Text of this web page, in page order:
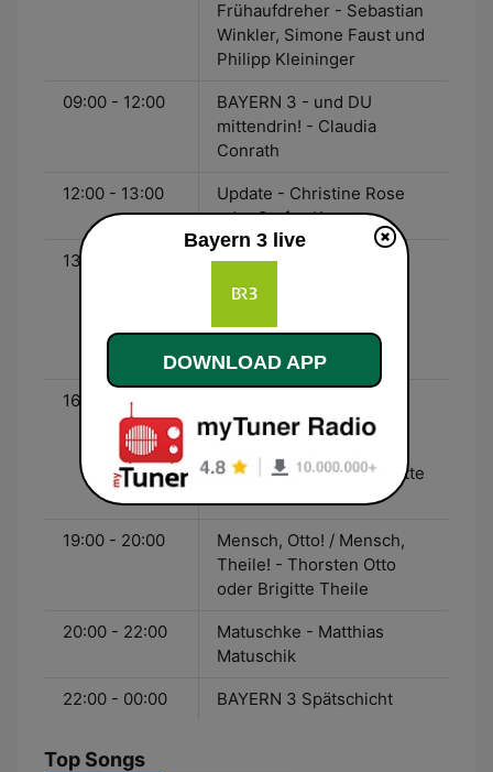
Frühaufdreher - Sebastian
Winkler, Simone Faust und
Philipp Kleininger
09:00 - 12:00
BAYERN 3 - und DU
mittendrin! - Claudia
Conrath
12:00 - 13:00
Update - Christine Rose
oder Stefan Kreutzer
13:00 - 16:00
Hits, Hits, Hits für euren
Nachmittag - Katja
Seelemann oder Jerry
Gstöttner
16:00 - 19:00
Feierabend - Roman
Roell/Corinna Theil oder
Axel Robert Müller/Brigitte
19:00 - 20:00
Mensch, Otto! / Mensch,
Theile! - Thorsten Otto
oder Brigitte Theile
20:00 - 22:00
Matuschke - Matthias
Matuschik
22:00 - 00:00 BAYERN 3 Spätschicht
Top Songs
Bayern 3 live
DOWNLOAD APP